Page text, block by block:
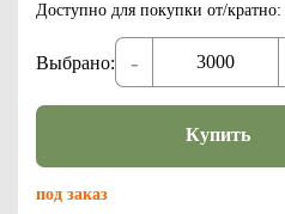
Доступно для покупки от/кратно:
Выбрано: -
Купить
под заказ